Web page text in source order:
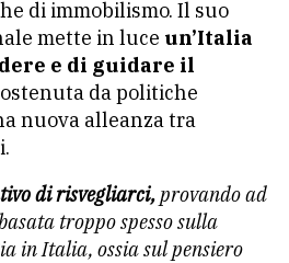
di immobilismo. Il suo
mette in luce un’Italia
e di guidare il
da politiche
nuova alleanza tra
di risvegliarci,provando ad
troppo spesso sulla
in Italia, ossia sul pensiero